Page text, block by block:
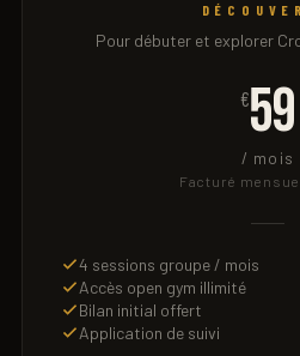
Pour débuter et explorer
€59
/ mois
Facturé
4 sessions groupe / mois
Accès open gym illimité
Bilan initial offert
Application de suivi